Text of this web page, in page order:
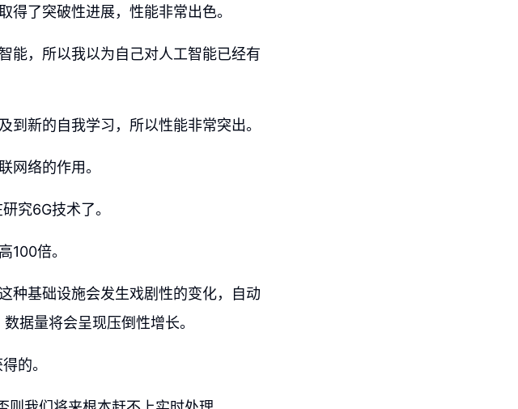
了突破性进展，性能非常出色。
能，所以我以为自己对人工智能已经有
新的自我学习，所以性能非常突出。
网络的作用。
究6G技术了。
100倍。
种基础设施会发生戏剧性的变化，自动
据量将会呈现压倒性增长。
的。